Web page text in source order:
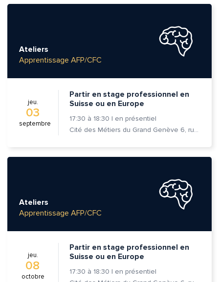
Ateliers
Apprentissage AFP/CFC
jeu.
03
septembre
Partir en stage professionnel en
Suisse ou en Europe
17:30 à 18:30 | en présentiel
Cité des Métiers du Grand Genève 6, rue Prévost-Martin 1205 Genève
Ateliers
Apprentissage AFP/CFC
jeu.
08
octobre
Partir en stage professionnel en
Suisse ou en Europe
17:30 à 18:30 | en présentiel